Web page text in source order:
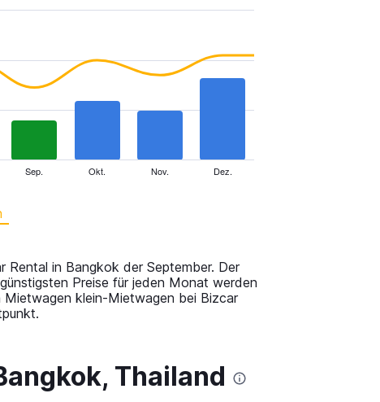
Sep. Okt. Nov. Dez.
in Bangkok der September. Der
Preise für jeden Monat werden
klein-Mietwagen bei Bizcar
Thailand